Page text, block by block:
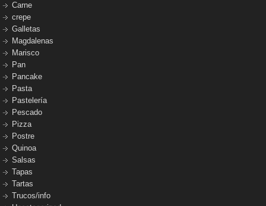
Carne
crepe
Galletas
Magdalenas
Marisco
Pan
Pancake
Pasta
Pastelería
Pescado
Pizza
Postre
Quinoa
Salsas
Tapas
Tartas
Trucos/info